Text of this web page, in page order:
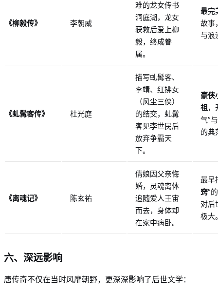
《柳毅传》 李朝威
难的龙女传书
洞庭湖，龙女
获救后爱上柳
毅，终成眷
属。
最完
故事
与浪
《虬髯客传》 杜光庭
描写虬髯客、
李靖、红拂女
（风尘三侠）
的结交，虬髯
客见李世民后
放弃争霸天
下。
豪侠
祖，
气”
的典
《离魂记》 陈玄祐
倩娘因父亲悔
婚，灵魂离体
追随爱人王宙
而去，身体却
在家中病卧。
最早
窍”
对后
极大
六、深远影响
唐传奇不仅在当时风靡朝野，更深深影响了后世文学：